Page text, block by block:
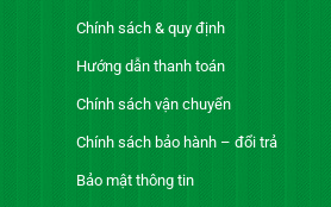
Chính sách & quy định
Hướng dẫn thanh toán
Chính sách vận chuyển
Chính sách bảo hành – đổi trả
Bảo mật thông tin